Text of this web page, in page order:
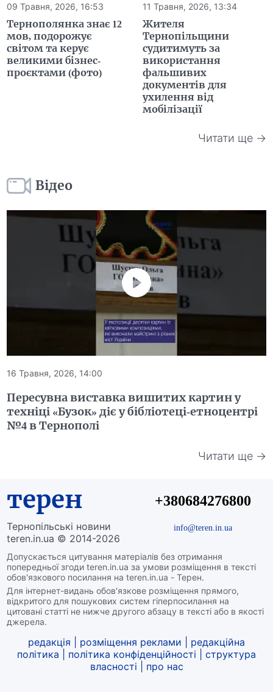
09 Травня, 2026, 16:53
Тернополянка знає 12
мов, подорожує
світом та керує
великими бізнес-
проєктами (фото)
11 Травня, 2026, 13:34
Жителя
Тернопільщини
судитимуть за
використання
фальшивих
документів для
ухилення від
мобілізації
Читати ще →
Відео
16 Травня, 2026, 14:00
Пересувна виставка вишитих картин у
техніці «Бузок» діє у бібліотеці-етноцентрі
№4 в Тернополі
Читати ще →
терен
Тернопільські новини
teren.in.ua © 2014-2026
Допускається цитування матеріалів без отримання
попередньої згоди teren.in.ua за умови розміщення в тексті
обов'язкового посилання на teren.in.ua - Терен.
Для інтернет-видань обов'язкове розміщення прямого,
відкритого для пошукових систем гіперпосилання на
цитовані статті не нижче другого абзацу в тексті або в якості
джерела.
+380684276800
info@teren.in.ua
редакція розміщення реклами
редакційна
політика
політика конфіденційності
структура
власності
про нас